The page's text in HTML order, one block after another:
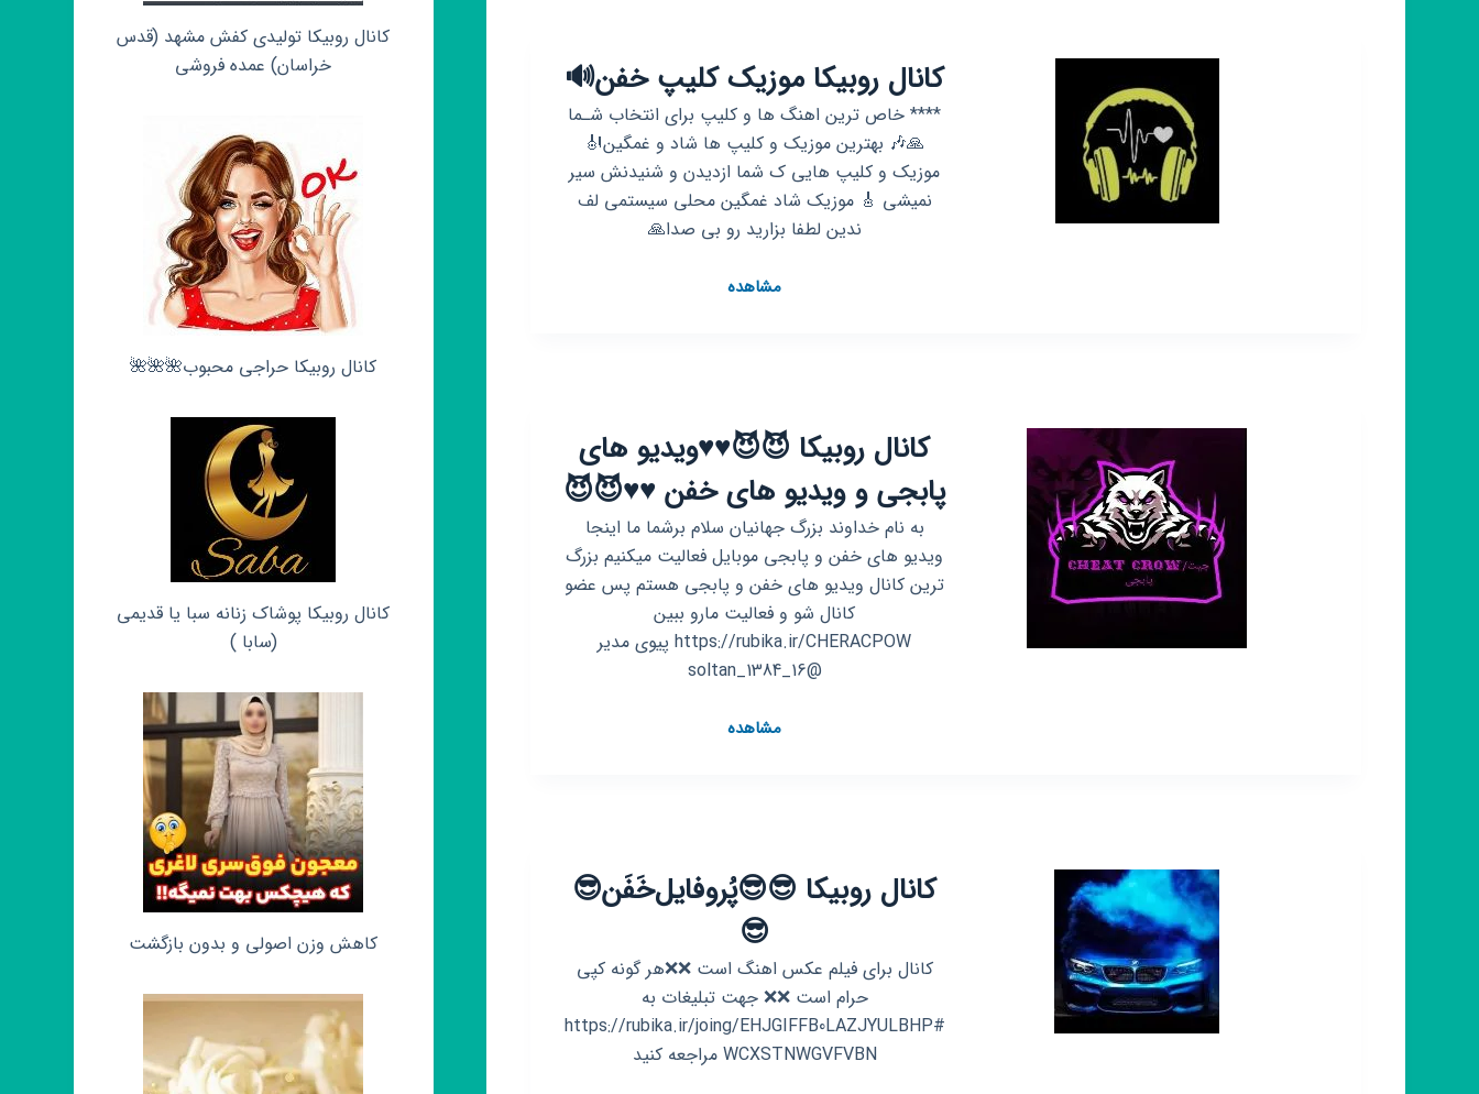
کانال روبیکا موزیک کلیپ خفن🔊
**** خاص ترین اهنگ ها و کلیپ برای انتخاب شـما
🙏🎶 بهترین موزیک و کلیپ ها شاد و غمگین🎻
موزیک و کلیپ هایی ک شما ازدیدن و شنیدنش سیر
نمیشی 🎸 موزیک شاد غمگین محلی سیستمی لف
ندین لطفا بزارید رو بی صدا🙏
مشاهدهکانال
کانال روبیکا 😈😈♥️♥️ویدیو های
پابجی و ویدیو های خفن ♥️♥️😈😈
به نام خداوند بزرگ جهانیان سلام برشما ما اینجا
ویدیو های خفن و پابجی موبایل فعالیت میکنیم بزرگ
ترین کانال ویدیو های خفن و پابجی هستم پس عضو
کانال شو و فعالیت مارو ببین
https://rubika.ir/CHERACPOW پیوی مدیر
@soltan_1384_16
مشاهدهکانال
پابجی
و
های
خفن
♥️♥️
😈
😈
کانال روبیکا 😎😎پُروفایل‌خَفَن😎
😎
کانال برای فیلم عکس اهنگ است ❌️❌️هر گونه کپی
حرام است ❌️❌️ جهت تبلیغات به
#https://rubika.ir/joing/EHJGIFFB0LAZJYULBHP
WCXSTNWGVFVBN مراجعه کنید
کانال روبیکا تولیدی کفش مشهد (قدس
خراسان) عمده فروشی
کانال روبیکا حراجی محبوب🌺🌺🌺
کانال روبیکا پوشاک زنانه سبا یا قدیمی
(سابا )
کاهش وزن اصولی و بدون بازگشت